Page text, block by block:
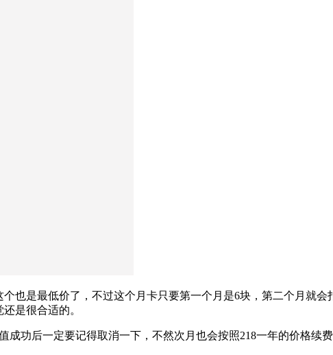
也是最低价了，不过这个月卡只要第一个月是6块，第二个月就
是很合适的。
成功后一定要记得取消一下，不然次月也会按照218一年的价格续